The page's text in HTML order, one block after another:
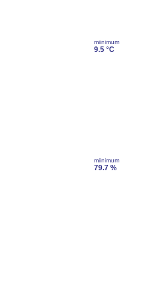
miinimum
9.5 °C
miinimum
79.7 %